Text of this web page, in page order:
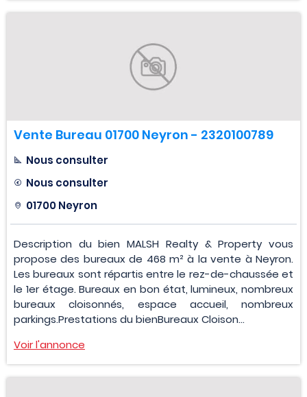
Vente Bureau 01700 Neyron - 2320100789
Nous consulter
Nous consulter
01700 Neyron
Description du bien MALSH Realty & Property vous
propose des bureaux de 468 m² à la vente à Neyron.
Les bureaux sont répartis entre le rez-de-chaussée et
le 1er étage. Bureaux en bon état, lumineux, nombreux
bureaux cloisonnés, espace accueil, nombreux
parkings.Prestations du bienBureaux Cloison...
Voir l'annonce